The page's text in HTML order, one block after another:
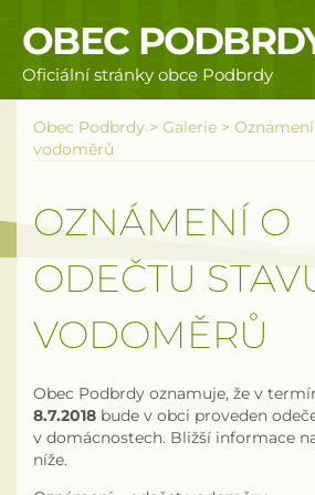
OBEC
Oficiální stránky obce Podbrdy
Obecní úřad
Povinné informace
Rizika a nebezpečí
Úřední deska
Vyhlášky obce
Obec Podbrdy > Galerie >
vodoměrů
OZNÁMENÍ O
ODEČTU
VODOMĚRŮ
Obec Podbrdy oznamuje, že v
8.7.2018 bude v obci proveden
v domácnostech. Bližší informace
níže.